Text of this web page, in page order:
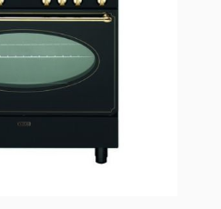
GU850CER